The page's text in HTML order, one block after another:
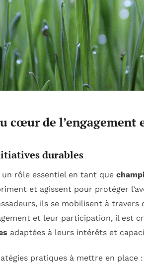
cœur de
durables
un rôle essentiel en tant que
et agissent pour protéger
ils se mobilisent à travers
et leur participation, il est
adaptées à leurs intérêts et
pratiques à mettre en place :